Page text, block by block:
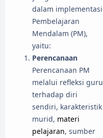
dalam implementasi
Pembelajaran
Mendalam (PM),
yaitu:
Perencanaan
Perencanaan PM
melalui refleksi guru
terhadap diri
sendiri, karakteristik
murid, materi
pelajaran, sumber